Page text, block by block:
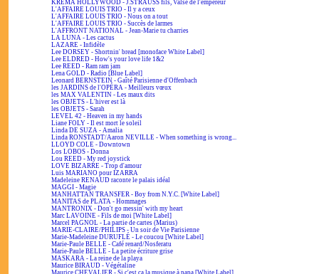
KRÉMA HOLLYWOOD - J.STRAUSS fils, Valse de l'empereur
L'AFFAIRE LOUIS TRIO - Il y a ceux
L'AFFAIRE LOUIS TRIO - Nous on a tout
L'AFFAIRE LOUIS TRIO - Succès de larmes
L'AFFRONT NATIONAL - Jean-Marie tu charries
LA LUNA - Les cactus
LAZARE - Infidèle
Lee DORSEY - Shortnin' bread [monoface White Label]
Lee ELDRED - How's your love life 1&2
Lee REED - Ram ram jam
Lena GOLD - Radio [Blue Label]
Leonard BERNSTEIN - Gaîté Parisienne d'Offenbach
les JARDINS de l'OPÉRA - Meilleurs vœux
les MAX VALENTIN - Les maux dits
les OBJETS - L'hiver est là
les OBJETS - Sarah
LEVEL 42 - Heaven in my hands
Liane FOLY - Il est mort le soleil
Linda DE SUZA - Amalia
Linda RONSTADT/Aaron NEVILLE - When something is wrong...
LLOYD COLE - Downtown
Los LOBOS - Donna
Lou REED - My red joystick
LOVE BIZARRE - Trop d'amour
Luis MARIANO pour IZARRA
Madeleine RENAUD raconte le palais idéal
MAGGI - Magie
MANHATTAN TRANSFER - Boy from N.Y.C. [White Label]
MANITAS de PLATA - Hommages
MANTRONIX - Don't go messin' with my heart
Marc LAVOINE - Fils de moi [White Label]
Marcel PAGNOL - La partie de cartes (Marius)
MARIE-CLAIRE/PHILIPS - Un soir de Vie Parisienne
Marie-Madeleine DURUFLÉ - Le coucou [White Label]
Marie-Paule BELLE - Café renard/Nosferatu
Marie-Paule BELLE - La petite écriture grise
MASKARA - La reine de la playa
Maurice BIRAUD - Végétaline
Maurice CHEVALIER - Si c'est ça la musique à papa [White Label]